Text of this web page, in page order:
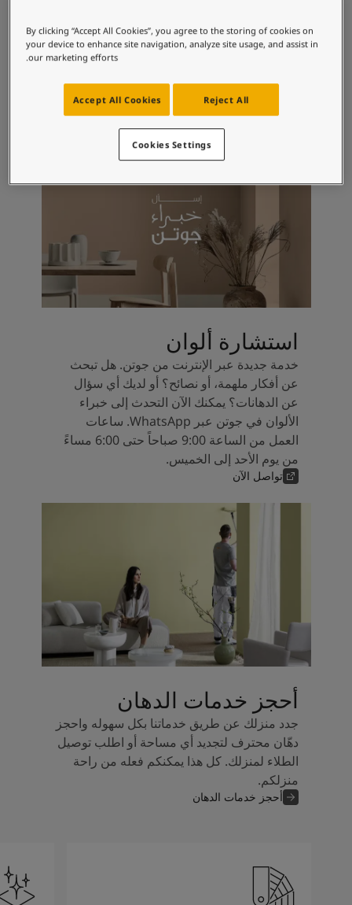
Book a painter
أحجز خدمات الدهان
مساحات تنبض بالحياة - أحدث مجموعة ألوان جوتن
مجموعات الألوان الموصى بها
3206
لايت إغّبلانت
استشارة ألوان
خدمة جديدة عبر الإنترنت من جوتن. هل تبحث
عن أفكار ملهمة، أو نصائح؟ أو لديك أي سؤال
عن الدهانات؟ يمكنك الآن التحدث إلى خبراء
الألوان في جوتن عبر WhatsApp. ساعات
العمل من الساعة 9:00 صباحاً حتى 6:00 مساءً
من يوم الأحد إلى الخميس.
تواصل الآن
أحجز خدمات الدهان
جدد منزلك عن طريق خدماتنا بكل سهوله واحجز
دهّان محترف لتجديد أي مساحة أو اطلب توصيل
الطلاء لمنزلك. كل هذا يمكنكم فعله من راحة
منزلكم.
أحجز خدمات الدهان
By clicking “Accept All Cookies”, you agree to the storing of cookies on
your device to enhance site navigation, analyze site usage, and assist in
our marketing efforts.
Reject All
Accept All Cookies
Cookies Settings